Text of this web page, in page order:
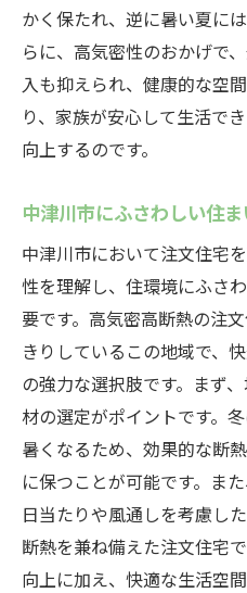
かく保たれ、逆に暑い夏に
らに、高気密性のおかげで
入も抑えられ、健康的な空
り、家族が安心して生活で
向上するのです。
中津川市にふさわしい住
中津川市において注文住宅
性を理解し、住環境にふさ
要です。高気密高断熱の注
きりしているこの地域で、
の強力な選択肢です。まず
材の選定がポイントです。
暑くなるため、効果的な断
に保つことが可能です。ま
日当たりや風通しを考慮し
断熱を兼ね備えた注文住宅
向上に加え、快適な生活空